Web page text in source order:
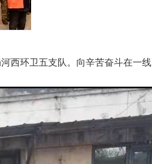
西环卫五支队。向辛苦奋斗在一线